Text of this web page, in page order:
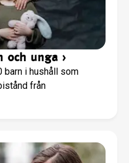
och unga ›
barn i hushåll som
från